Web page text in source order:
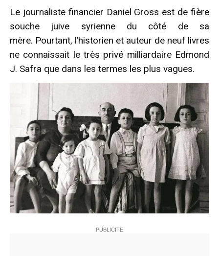
Le journaliste financier Daniel Gross est de fière
souche juive syrienne du côté de sa
mère. Pourtant, l’historien et auteur de neuf livres
ne connaissait le très privé milliardaire Edmond
J. Safra que dans les termes les plus vagues.